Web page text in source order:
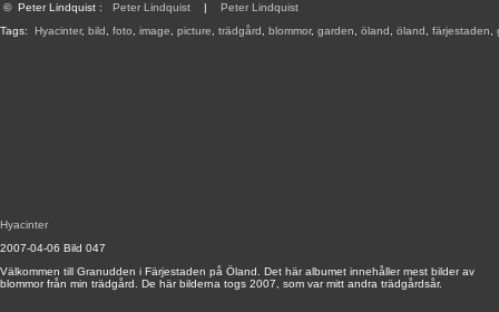
© Peter Lindquist : Peter Lindquist | Peter Lindquist
Tags: Hyacinter, bild foto image picture trädgård blommor, garden öland öland färjestaden
Hyacinter
2007-04-06 Bild 047
Välkommen till Granudden i Färjestaden på Öland. Det här albumet innehåller mest bilder av
blommor från min trädgård. De här bilderna togs 2007, som var mitt andra trädgårdsår.